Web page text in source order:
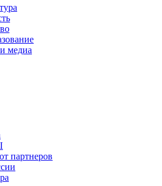
медиа
партнеров